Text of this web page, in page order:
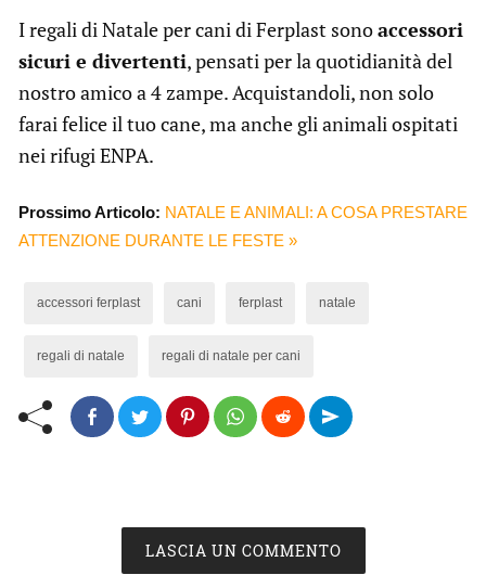
I regali di Natale per cani di Ferplast sonoaccessori
sicuri e divertenti, pensati per la quotidianità del
nostro amico a 4 zampe. Acquistandoli, non solo
farai felice il tuo cane, ma anche gli animali ospitati
nei rifugi ENPA.
Prossimo Articolo: NATALE E ANIMALI: A COSA PRESTARE
ATTENZIONE DURANTE LE FESTE »
accessori ferplast cani ferplast natale
regali di natale regali di natale per cani
LASCIA UN COMMENTO